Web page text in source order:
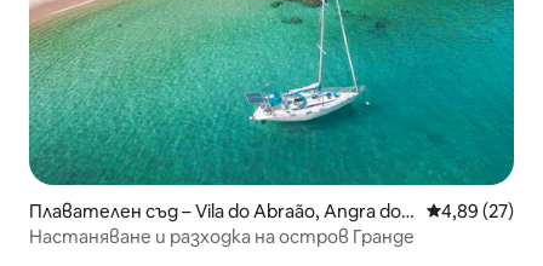
Плавателен съд – Vila do Abraão, Angra dos
Reis
Средна
4,89 (27)
Настаняване и разходка на остров Гранде